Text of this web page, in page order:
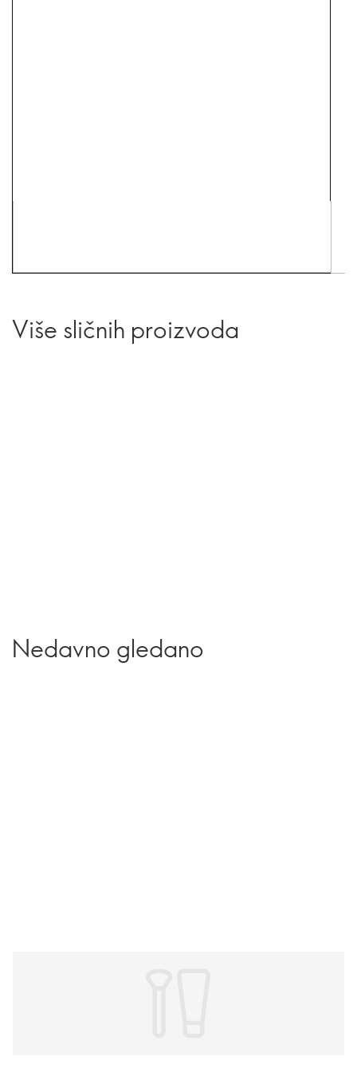
Više sličnih proizvoda
Nedavno gledano